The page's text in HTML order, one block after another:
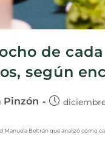
de
según
Pinzón
Manuela Beltrán que analizó cómo